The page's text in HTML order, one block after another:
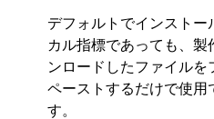
デフォルトでインストー
カル指標であっても、製
ンロードしたファイル
ペーストするだけで使用
す。